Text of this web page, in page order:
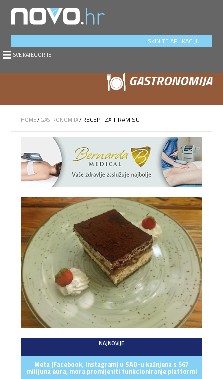
SKINITE APLIKACIJU
.
SVE KATEGORIJE
GASTRONOMIJA
HOME/GASTRONOMIJA/RECEPT ZA TIRAMISU
NAJNOVIJE
Meta (Facebook, Instagram) u SAD-u kažnjena s 567
milijuna eura, mora promijeniti funkcioniranje platformi